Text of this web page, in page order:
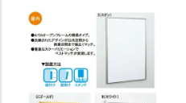
プライバシーポリシー
特定商取引法表示
ご利用ガイド